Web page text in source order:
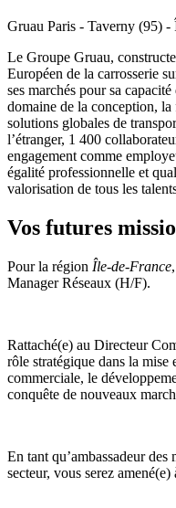
Gruau Paris - Taverny (95)
Le Groupe Gruau,
Européen de la carrosserie
ses marchés pour sa
domaine de la conception,
solutions globales de
l’étranger, 1 400
engagement comme
égalité professionnelle et
valorisation de tous les
Vos futures
Pour la région Île-de-France
Manager Réseaux (H/F).
Rattaché(e) au Directeur
rôle stratégique dans la
commerciale, le
conquête de nouveaux
En tant qu’ambassadeur
secteur, vous serez amené(e)